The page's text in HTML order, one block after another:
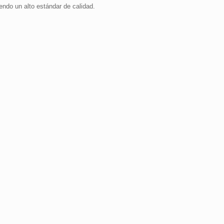
un alto estándar de calidad.